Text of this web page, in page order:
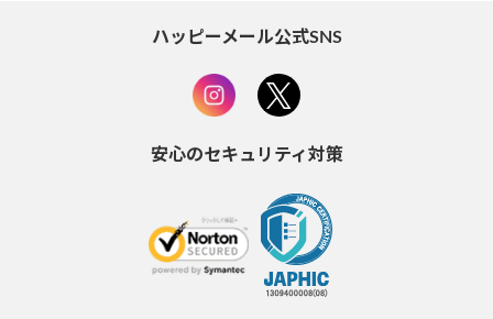
ハッピーメール公式SNS
安心のセキュリティ対策